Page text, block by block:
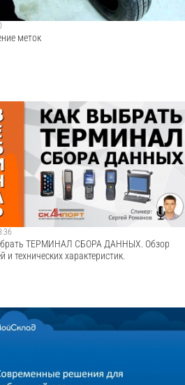
меток
осуществляет поставки оборудования и
для комплексной автоматизации торговли,
сферы услуг и складского учета на базе
штрих-кодов.
Cмотреть видео
ТЕРМИНАЛ СБОРА ДАННЫХ. Обзор
и технических характеристик.
- Обзор моделей и производителей. Критерии
ТСД. - Особенности при...